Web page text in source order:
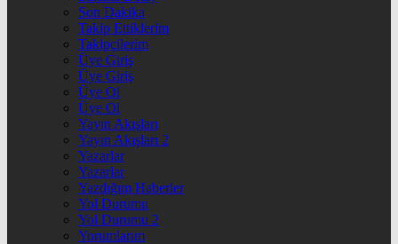
Son Dakika
Takip Ettiklerim
Takipçilerim
Üye Giriş
Üye Giriş
Üye Ol
Üye Ol
Yayın Akışları
Yayın Akışları 2
Yazarlar
Yazarlar
Yazdığım Haberler
Yol Durumu
Yol Durumu 2
Yorumlarım